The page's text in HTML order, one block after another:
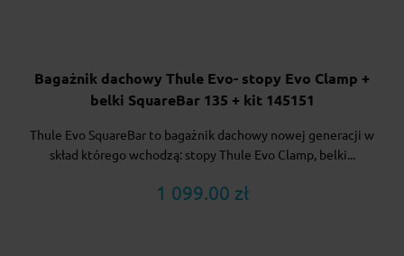
Bagażnik dachowy Thule Evo- stopy Evo Clamp +
belki SquareBar 135 + kit 145151
Thule Evo SquareBar to bagażnik dachowy nowej generacji w
skład którego wchodzą: stopy Thule Evo Clamp, belki...
1 099.00 zł